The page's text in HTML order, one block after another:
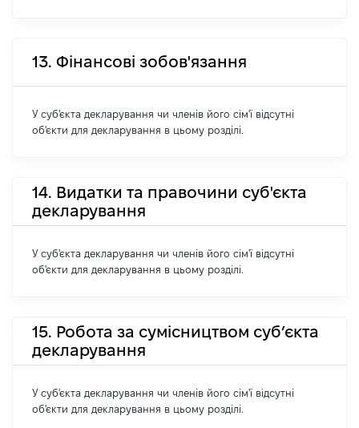
13. Фінансові зобов'язання
У суб'єкта декларування чи членів його сім'ї відсутні
об'єкти для декларування в цьому розділі.
14. Видатки та правочини суб'єкта
декларування
У суб'єкта декларування чи членів його сім'ї відсутні
об'єкти для декларування в цьому розділі.
15. Робота за сумісництвом суб’єкта
декларування
У суб'єкта декларування чи членів його сім'ї відсутні
об'єкти для декларування в цьому розділі.